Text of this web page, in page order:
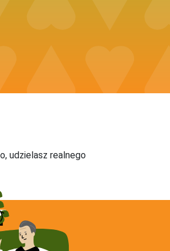
udzielasz realnego